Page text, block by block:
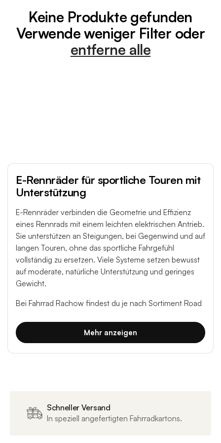
r
i
Keine Produkte gefunden
Verwende weniger Filter oder
entferne alle
E-Rennräder für sportliche Touren mit
Unterstützung
E-Rennräder verbinden die Geometrie und Effizienz
eines Rennrads mit einem leichten elektrischen Antrieb.
Sie unterstützen an Steigungen, bei Gegenwind und auf
langen Touren, ohne das sportliche Fahrgefühl
vollständig zu ersetzen. Viele Systeme setzen bewusst
auf moderate, natürliche Unterstützung und geringes
Gewicht.
Bei Fahrrad Rachow findest du je nach Sortiment Road
Höhenprofile.
Für wen eignet sich ein E-Rennrad?
Leistungsunterschiede in einer Gruppe ausgleichen
oder den Wiedereinstieg nach längerer Pause
Mehr anzeigen
Schneller Versand
In speziell angefertigten Fahrradkartons.